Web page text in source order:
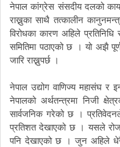
नेपाल कांग्रेस संसदीय दलको
राख्नुका साथै तत्कालीन
विरोधका कारण अहिले प्रतिनिधि
समितिमा पठाएको छ । यो अझै
जारि राख्नुपर्छ ।
नेपाल उद्योग वाणिज्य महासंघ र
नेपालको अर्थतन्त्रमा निजी
सार्वजनिक गरेको छ ।
प्रतिशत देखाएको छ । यसले
पनि देखाएको छ । जुन अहिले